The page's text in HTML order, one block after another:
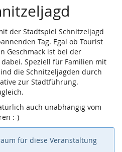
der Stadtspiel Schnitzeljagd
Tag. Egal ob Tourist
Geschmack ist bei der
Speziell für Familien mit
die Schnitzeljagden durch
zur Stadtführung.
auch unabhängig vom
:-)
für diese Veranstaltung